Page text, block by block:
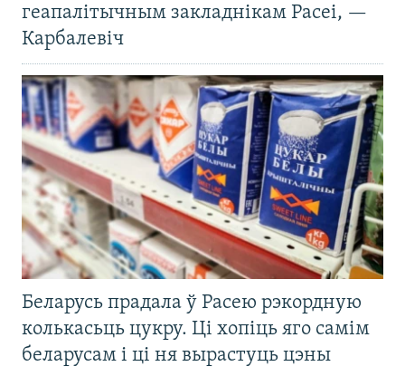
геапалітычным закладнікам Расеі, —
Карбалевіч
Беларусь прадала ў Расею рэкордную
колькасьць цукру. Ці хопіць яго самім
беларусам і ці ня вырастуць цэны